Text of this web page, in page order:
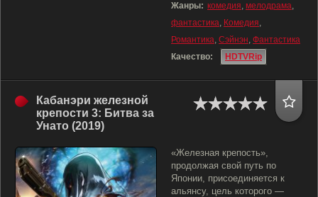
Жанры: комедия, мелодрама,
фантастика, Комедия,
Романтика, Сэйнэн, Фантастика
Качество:
HDTVRip
Кабанэри железной
крепости 3: Битва за
Унато (2019)
«Железная крепость»,
продолжая свой путь по
Японии, присоединяется к
альянсу, цель которого —